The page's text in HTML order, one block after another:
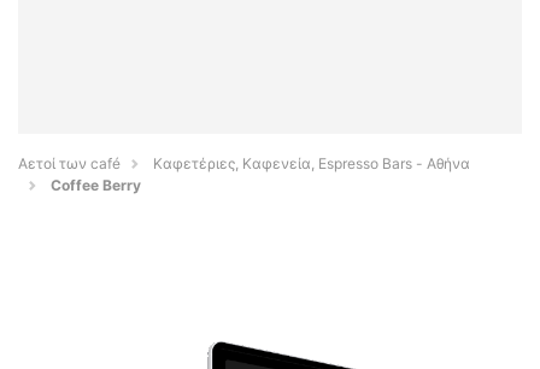
Αετοί των café
Καφετέριες, Καφενεία, Espresso Bars - Αθήνα
Coffee Berry